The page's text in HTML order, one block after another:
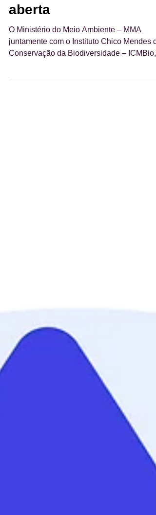
Nacional do Iguaçu é
aberta
O Ministério do Meio Ambiente – MMA
juntamente com o Instituto Chico Mendes
abriu na semana...